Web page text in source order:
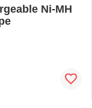
Ni-MH